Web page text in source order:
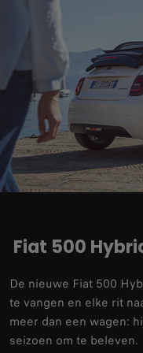
Fiat 500
De nieuwe Fiat 500
te vangen en elke rit
meer dan een wagen:
seizoen om te beleven.